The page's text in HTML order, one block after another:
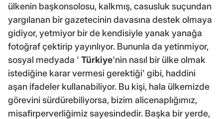
ülkenin başkonsolosu, kalkmış, casusluk suçundan
yargılanan bir gazetecinin davasına destek olmaya
gidiyor, yetmiyor bir de kendisiyle yanak yanağa
fotoğraf çektirip yayınlıyor. Bununla da yetinmiyor,
sosyal medyada ' Türkiye'nin nasıl bir ülke olmak
istediğine karar vermesi gerektiği' gibi, haddini
aşan ifadeler kullanabiliyor. Bu kişi, hala ülkemizde
görevini sürdürebiliyorsa, bizim alicenaplığımız,
misafirperverliğimiz sayesindedir. Başka bir yerde,